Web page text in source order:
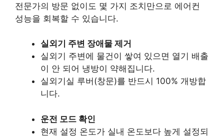
전문가의 방문 없이도 몇 가지 조치만으로 에어컨
성능을 회복할 수 있습니다.
실외기 주변 장애물 제거
실외기 주변에 물건이 쌓여 있으면 열기 배출
이 안 되어 냉방이 약해집니다.
실외기실 루버(창문)를 반드시 100% 개방합
니다.
운전 모드 확인
현재 설정 온도가 실내 온도보다 높게 설정되